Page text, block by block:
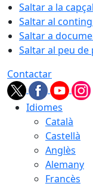
Saltar a la
Saltar al
Saltar a
Saltar al peu de
Contactar
Idiomes
Català
Castellà
Anglès
Alemany
Francès